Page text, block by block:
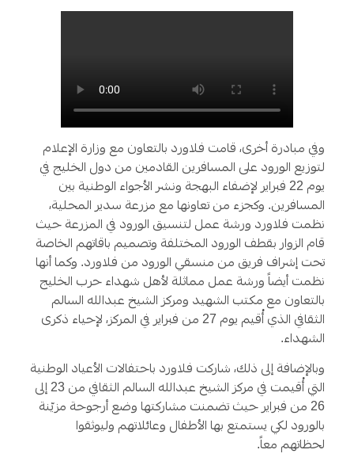
وفي مبادرة أخرى، قامت فلاورد بالتعاون مع وزارة الإعلام
لتوزيع الورود على المسافرين القادمين من دول الخليج في
يوم 22 فبراير لإضفاء البهجة ونشر الأجواء الوطنية بين
المسافرين. وكجزء من تعاونها مع مزرعة سدير المحلية،
نظمت فلاورد ورشة عمل لتنسيق الورود في المزرعة حيث
قام الزوار بقطف الورود المختلفة وتصميم باقاتهم الخاصة
تحت إشراف فريق من منسقي الورود من فلاورد. وكما أنها
نظمت أيضاً ورشة عمل مماثلة لأهل شهداء حرب الخليج
بالتعاون مع مكتب الشهيد ومركز الشيخ عبدالله السالم
الثقافي الذي أُقيم يوم 27 من فبراير في المركز، لإحياء ذكرى
الشهداء.
وبالإضافة إلى ذلك، شاركت فلاورد باحتفالات الأعياد الوطنية
التي أُقيمت في مركز الشيخ عبدالله السالم الثقافي من 23 إلى
26 من فبراير حيث تضمنت مشاركتها وضع أرجوحة مزيّنة
بالورود لكي يستمتع بها الأطفال وعائلاتهم وليوثقوا
لحظاتهم معاً.